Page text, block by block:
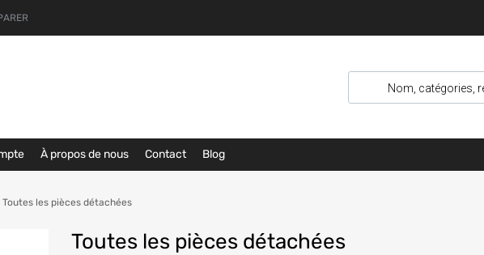
À propos de nous Contact Blog
Toutes les pièces détachées
Toutes les pièces détachées